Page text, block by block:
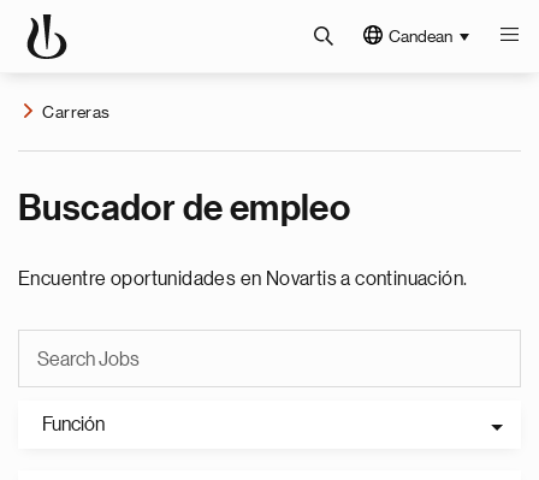
Candean
Carreras
Buscador de empleo
Encuentre oportunidades en Novartis a continuación.
Función